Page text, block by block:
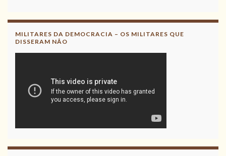
Leia, contribua !
MILITARES DA DEMOCRACIA – OS MILITARES QUE
DISSERAM NÃO